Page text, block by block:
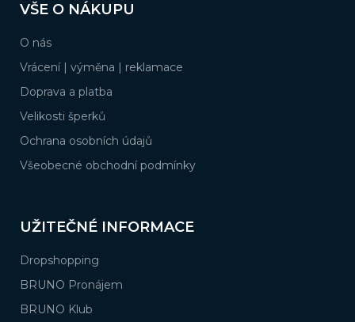
pVŠE O NÁKUPU
O nás
Vrácení | výměna | reklamace
Doprava a platba
Velikosti šperků
Ochrana osobních údajů
Všeobecné obchodní podmínky
UŽITEČNÉ INFORMACE
Dropshopping
BRUNO Pronájem
BRUNO Klub